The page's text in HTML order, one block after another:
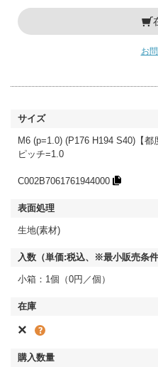
お
M6 (p=1.0) (P176 H194 S40)【都
ピッチ=1.0
C002B7061761944000
生地(素材)
小箱：1個（0円／個）
×